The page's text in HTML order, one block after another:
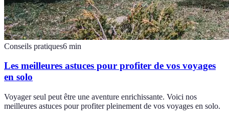
Conseils pratiques6 min
Les meilleures astuces pour profiter de vos voyages
en solo
Voyager seul peut être une aventure enrichissante. Voici nos
meilleures astuces pour profiter pleinement de vos voyages en solo.